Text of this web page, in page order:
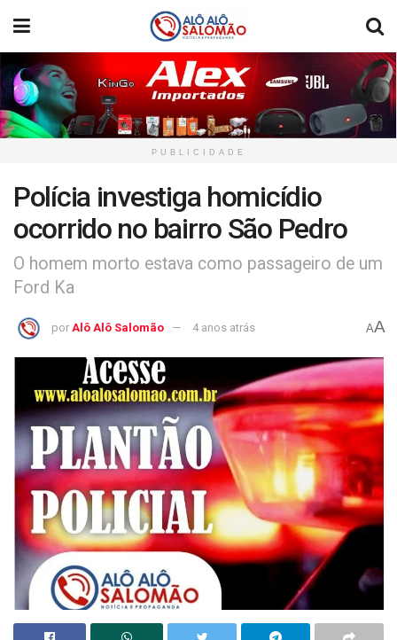
PUBLICIDADE
Polícia investiga homicídio
ocorrido no bairro São Pedro
O homem morto estava como passageiro de um
Ford Ka
por Alô Alô Salomão 4 anos atrás AA